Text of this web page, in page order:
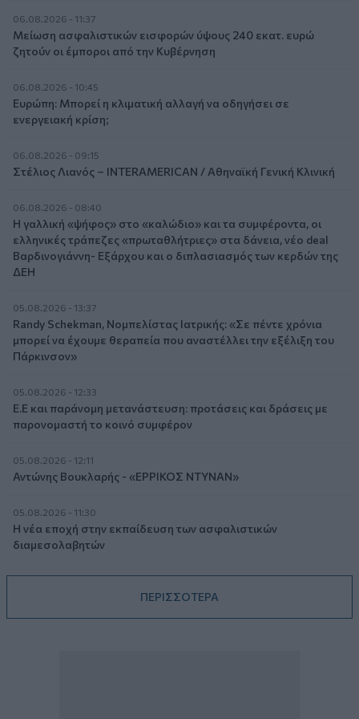
06.08.2026 - 11:37
Μείωση ασφαλιστικών εισφορών ύψους 240 εκατ. ευρώ
ζητούν οι έμποροι από την Κυβέρνηση
06.08.2026 - 10:45
Ευρώπη: Μπορεί η κλιματική αλλαγή να οδηγήσει σε
ενεργειακή κρίση;
06.08.2026 - 09:15
Στέλιος Λιανός – INTERAMERICAN / Αθηναϊκή Γενική Κλινική
06.08.2026 - 08:40
Η γαλλική «ψήφος» στο «καλώδιο» και τα συμφέροντα, οι
ελληνικές τράπεζες «πρωταθλήτριες» στα δάνεια, νέο deal
Βαρδινογιάννη- Εξάρχου και ο διπλασιασμός των κερδών της
ΔΕΗ
05.08.2026 - 13:37
Randy Schekman, Νομπελίστας Ιατρικής: «Σε πέντε χρόνια
μπορεί να έχουμε θεραπεία που αναστέλλει την εξέλιξη του
Πάρκινσον»
05.08.2026 - 12:33
Ε.Ε και παράνομη μετανάστευση: προτάσεις και δράσεις με
παρονομαστή το κοινό συμφέρον
05.08.2026 - 12:11
Αντώνης Βουκλαρής - «ΕΡΡΙΚΟΣ ΝΤΥΝΑΝ»
05.08.2026 - 11:30
Η νέα εποχή στην εκπαίδευση των ασφαλιστικών
διαμεσολαβητών
ΠΕΡΙΣΣΟΤΕΡΑ